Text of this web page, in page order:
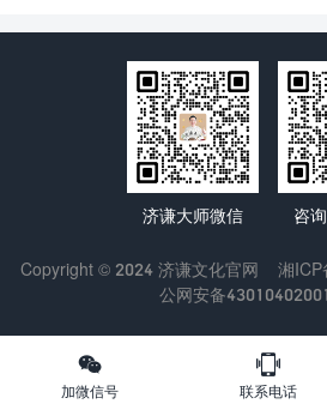

加微信号

联系电话
济谦大师微信 咨
Copyright © 2024 济谦文化官网 湘
公网安备